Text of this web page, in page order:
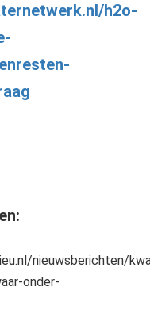
h2o-
nieuwsberichten/
onder-